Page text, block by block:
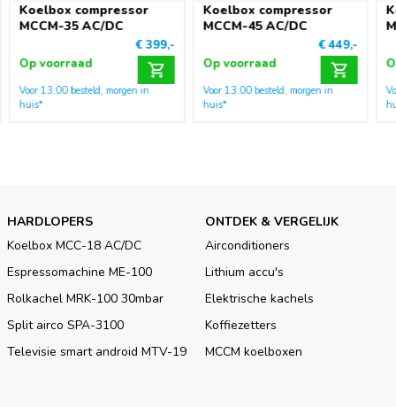
Koelbox compressor
MCCM-35 AC/DC
€ 399,-
Op voorraad
Voor 13:00 besteld, morgen in
huis*
Koelbox compressor
MCCM-45 AC/DC
€ 449,-
Op voorraad
Voor 13:00 besteld, morgen in
huis*
HARDLOPERS
Koelbox MCC-18 AC/DC
Espressomachine ME-100
Rolkachel MRK-100 30mbar
Split airco SPA-3100
Televisie smart android MTV-19
ONTDEK & VERGELIJK
Airconditioners
Lithium accu's
Elektrische kachels
Koffiezetters
MCCM koelboxen